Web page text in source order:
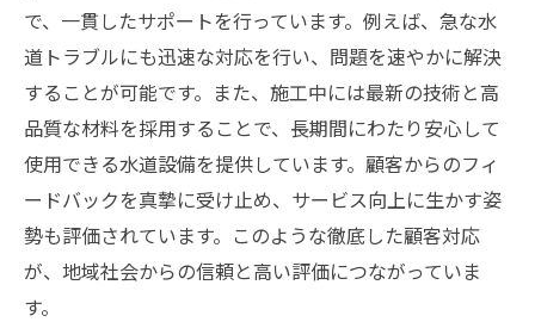
で、一貫したサポートを行っています。例えば、急な水
道トラブルにも迅速な対応を行い、問題を速やかに解決
することが可能です。また、施工中には最新の技術と高
品質な材料を採用することで、長期間にわたり安心して
使用できる水道設備を提供しています。顧客からのフィ
ードバックを真摯に受け止め、サービス向上に生かす姿
勢も評価されています。このような徹底した顧客対応
が、地域社会からの信頼と高い評価につながっていま
す。